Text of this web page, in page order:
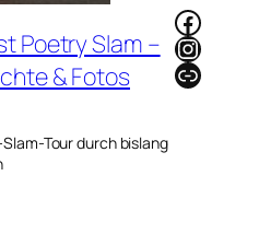
Poetry Slam –
& Fotos
Tour durch bislang
Link